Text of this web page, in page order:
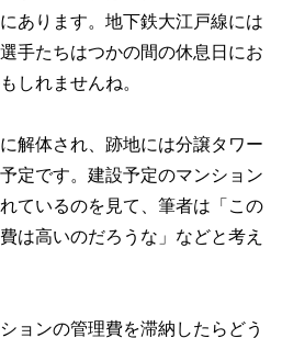
あります。地下鉄大江戸線には
手たちはつかの間の休息日にお
しれませんね。
解体され、跡地には分譲タワー
定です。建設予定のマンション
ているのを見て、筆者は「この
は高いのだろうな」などと考え
ョンの管理費を滞納したらどう